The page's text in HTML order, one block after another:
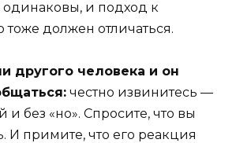
и подход к
должен отличаться.
другого человека и он
честно извинитесь —
и без «но». Спросите, что вы
И примите, что его реакция